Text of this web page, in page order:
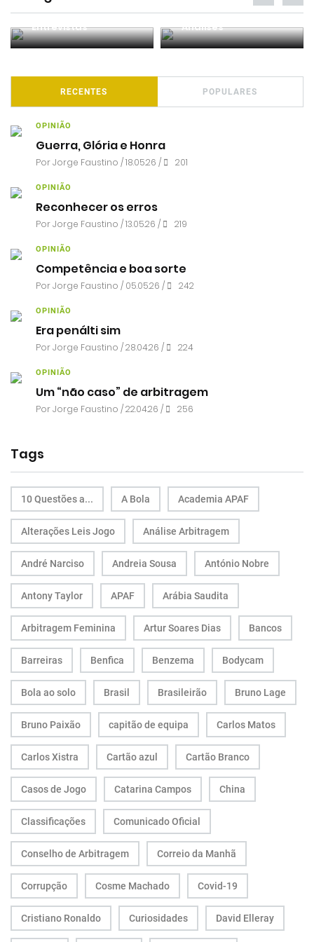
Entrevistas Análises
RECENTES POPULARES
OPINIÃO
Guerra, Glória e Honra
PorJorge Faustino / 18.05.26 / 201
OPINIÃO
Reconhecer os erros
PorJorge Faustino / 13.05.26 / 219
OPINIÃO
Competência e boa sorte
PorJorge Faustino / 05.05.26 / 242
OPINIÃO
Era penálti sim
PorJorge Faustino / 28.04.26 / 224
OPINIÃO
Um “não caso” de arbitragem
PorJorge Faustino / 22.04.26 / 256
Tags
10 Questões a... A Bola Academia APAF
Alterações Leis Jogo Análise Arbitragem
André Narciso Andreia Sousa António Nobre
Antony Taylor APAF Arábia Saudita
Arbitragem Feminina Artur Soares Dias Bancos
Barreiras Benfica Benzema Bodycam
Bola ao solo Brasil Brasileirão Bruno Lage
Bruno Paixão capitão de equipa Carlos Matos
Carlos Xistra Cartão azul Cartão Branco
Casos de Jogo Catarina Campos China
Classificações Comunicado Oficial
Conselho de Arbitragem Correio da Manhã
Corrupção Cosme Machado Covid-19
Cristiano Ronaldo Curiosidades David Elleray